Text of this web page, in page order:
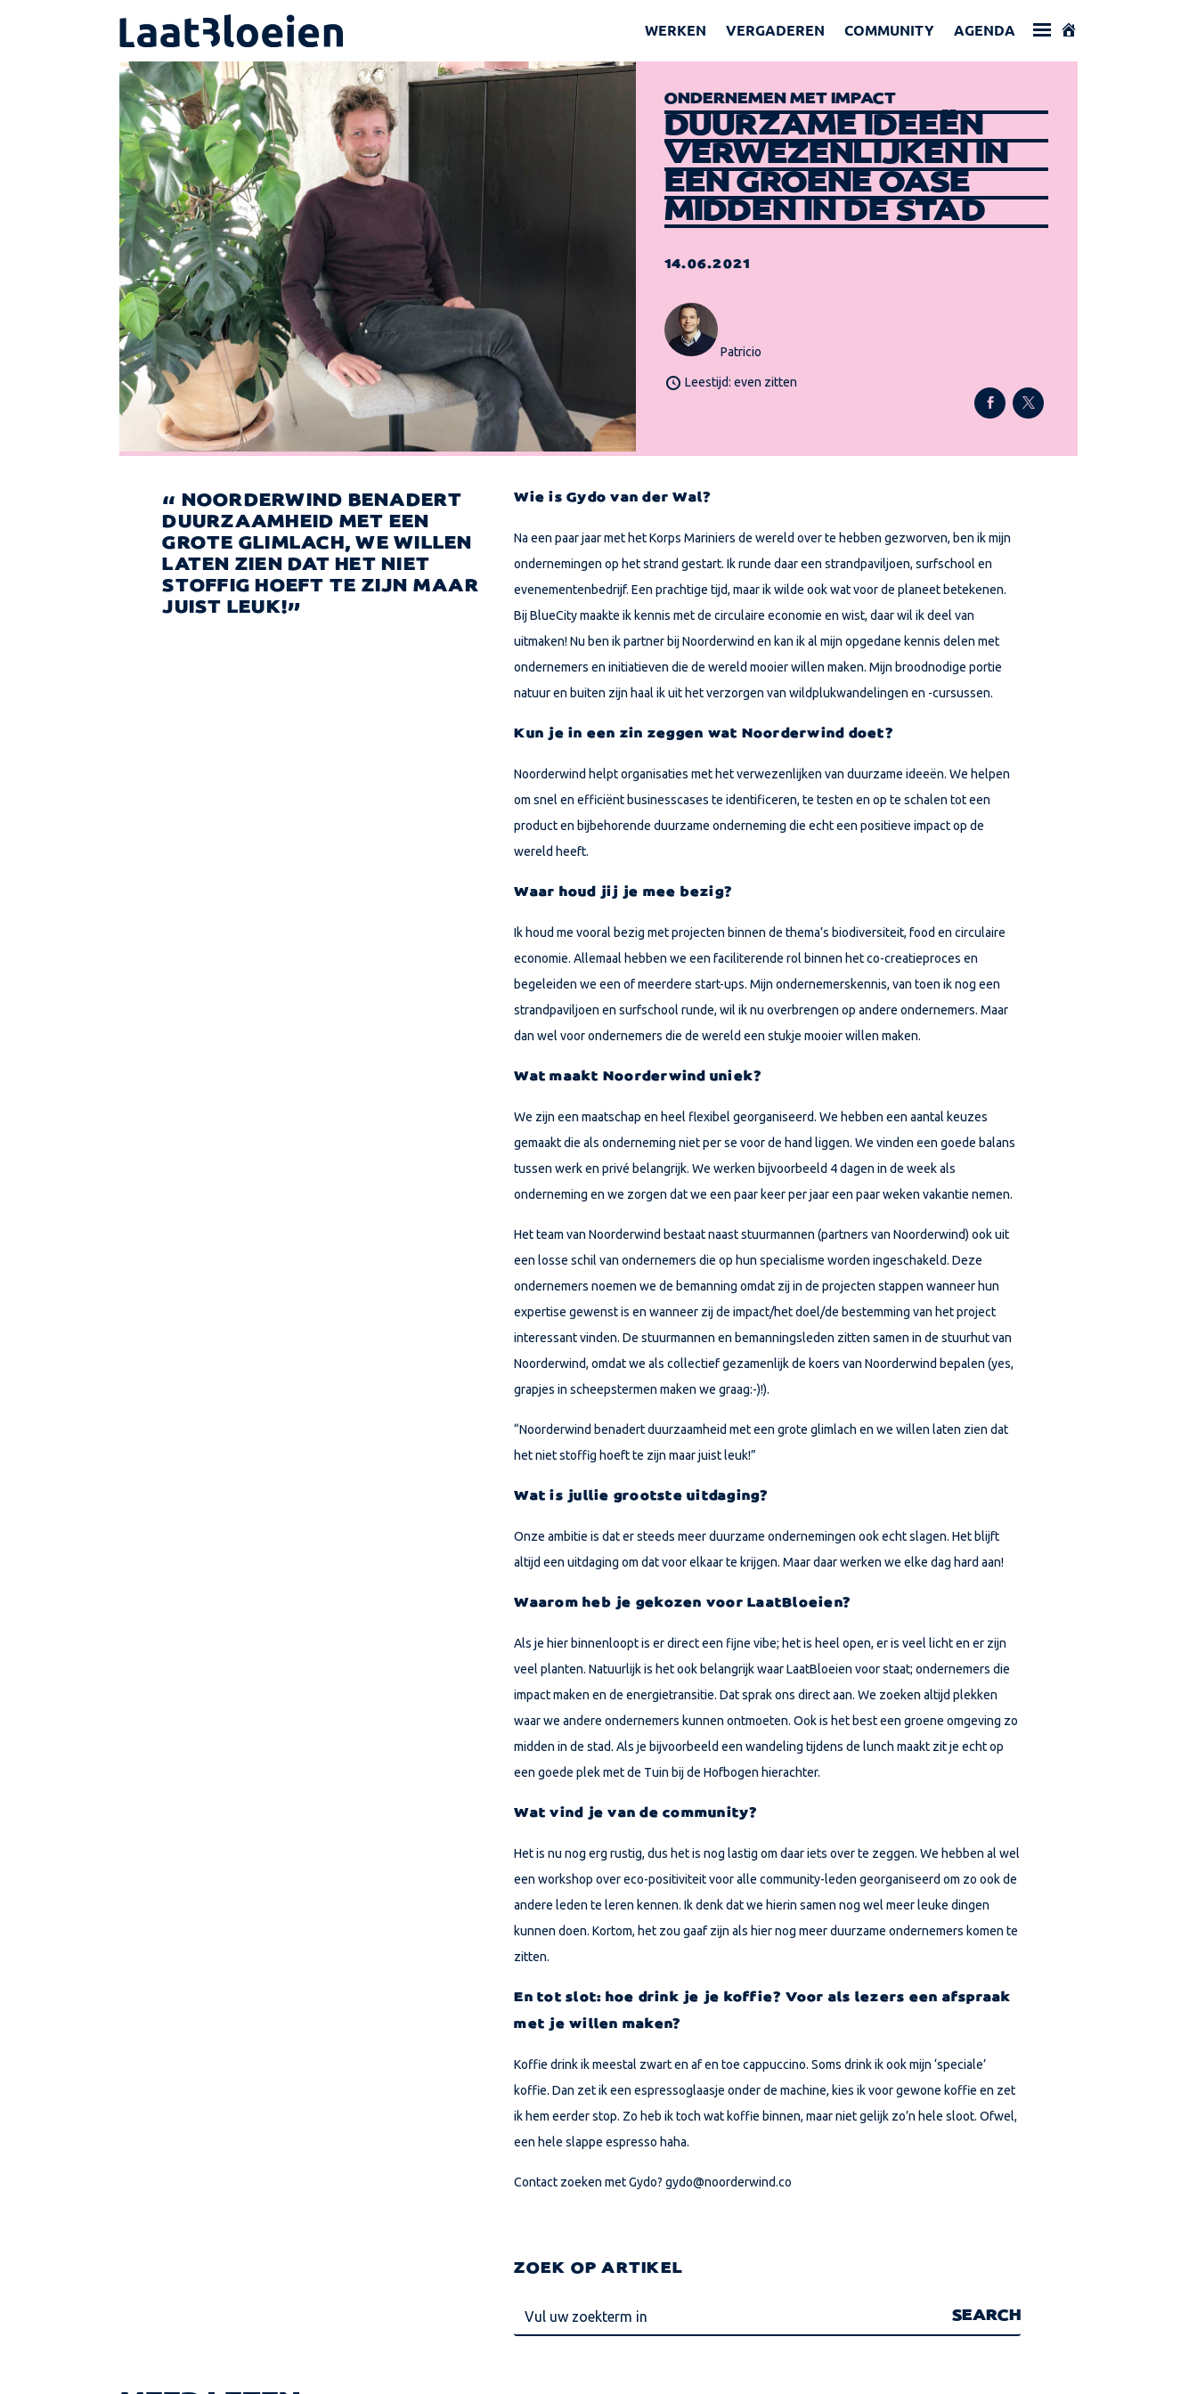
WERKEN VERGADEREN COMMUNITY AGENDA
ONDERNEMEN MET IMPACT
DUURZAME IDEEËN
VERWEZENLIJKEN IN
EEN GROENE OASE
MIDDEN IN DE STAD
14.06.2021
Patricio
Leestijd: even zitten
NOORDERWIND BENADERT
DUURZAAMHEID MET EEN
GROTE GLIMLACH, WE WILLEN
LATEN ZIEN DAT HET NIET
STOFFIG HOEFT TE ZIJN MAAR
JUIST LEUK!
Wie is Gydo van der Wal?
Na een paar jaar met het Korps Mariniers de wereld over te hebben gezworven, ben ik mijn
ondernemingen op het strand gestart. Ik runde daar een strandpaviljoen, surfschool en
evenementenbedrijf. Een prachtige tijd, maar ik wilde ook wat voor de planeet betekenen.
BijBlueCitymaakte ik kennis met de circulaire economie en wist, daar wil ik deel van
uitmaken! Nu ben ik partner bijNoorderwind en kan ik al mijn opgedane kennis delen met
ondernemers en initiatieven die de wereld mooier willen maken. Mijn broodnodige portie
natuur en buiten zijn haal ik uit het verzorgen vanwildplukwandelingen en -cursussen.
Kun je in een zin zeggen wat Noorderwind doet?
Noorderwind helpt organisaties met het verwezenlijken van duurzame ideeën. We helpen
om snel en efficiënt businesscases te identificeren, te testen en op te schalen tot een
product en bijbehorende duurzame onderneming die echt een positieve impact op de
wereld heeft.
Waar houd jij je mee bezig?
Ik houd me vooral bezig met projecten binnen de thema’s biodiversiteit, food en circulaire
economie. Allemaal hebben we een faciliterende rol binnen het co-creatieproces en
begeleiden we een of meerdere start-ups. Mijn ondernemerskennis, van toen ik nog een
strandpaviljoen en surfschool runde, wil ik nu overbrengen op andere ondernemers. Maar
dan wel voor ondernemers die de wereld een stukje mooier willen maken.
Wat maakt Noorderwind uniek?
We zijn een maatschap en heel flexibel georganiseerd. We hebben een aantal keuzes
gemaakt die als onderneming niet per se voor de hand liggen. We vinden een goede balans
tussen werk en privé belangrijk. We werken bijvoorbeeld 4 dagen in de week als
onderneming en we zorgen dat we een paar keer per jaar een paar weken vakantie nemen.
Het team van Noorderwind bestaat naast stuurmannen (partners van Noorderwind) ook uit
een losse schil van ondernemers die op hun specialisme worden ingeschakeld. Deze
ondernemers noemen we de bemanning omdat zij in de projecten stappen wanneer hun
expertise gewenst is en wanneer zij de impact/het doel/de bestemming van het project
interessant vinden. De stuurmannen en bemanningsleden zitten samen in de stuurhut van
Noorderwind, omdat we als collectief gezamenlijk de koers van Noorderwind bepalen (yes,
grapjes in scheepstermen maken we graag:-)!).
“Noorderwind benadert duurzaamheid met een grote glimlach en we willen laten zien dat
het niet stoffig hoeft te zijn maar juist leuk!”
Wat is jullie grootste uitdaging?
Onze ambitie is dat er steeds meer duurzame ondernemingen ook echt slagen. Het blijft
altijd een uitdaging om dat voor elkaar te krijgen. Maar daar werken we elke dag hard aan!
Waarom heb je gekozen voor LaatBloeien?
Als je hier binnenloopt is er direct een fijne vibe; het is heel open, er is veel licht en er zijn
veel planten. Natuurlijk is het ook belangrijk waar LaatBloeien voor staat; ondernemers die
impact maken en de energietransitie. Dat sprak ons direct aan. We zoeken altijd plekken
waar we andere ondernemers kunnen ontmoeten. Ook is het best een groene omgeving zo
midden in de stad. Als je bijvoorbeeld een wandeling tijdens de lunch maakt zit je echt op
een goede plek met de Tuin bij de Hofbogen hierachter.
Wat vind je van de community?
Het is nu nog erg rustig, dus het is nog lastig om daar iets over te zeggen. We hebben al wel
een workshop over eco-positiviteit voor alle community-leden georganiseerd om zo ook de
andere leden te leren kennen. Ik denk dat we hierin samen nog wel meer leuke dingen
kunnen doen. Kortom, het zou gaaf zijn als hier nog meer duurzame ondernemers komen te
zitten.
En tot slot: hoe drink je je koffie? Voor als lezers een afspraak
met je willen maken?
Koffie drink ik meestal zwart en af en toe cappuccino. Soms drink ik ook mijn ‘speciale’
koffie. Dan zet ik een espressoglaasje onder de machine, kies ik voor gewone koffie en zet
ik hem eerder stop. Zo heb ik toch wat koffie binnen, maar niet gelijk zo’n hele sloot. Ofwel,
een hele slappe espresso haha.
Contact zoeken met Gydo? gydo@noorderwind.co
ZOEK OP ARTIKEL